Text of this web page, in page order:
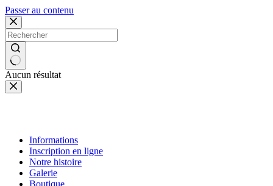
Passer au contenu
Aucun résultat
Informations
Inscription en ligne
Notre histoire
Galerie
Boutique